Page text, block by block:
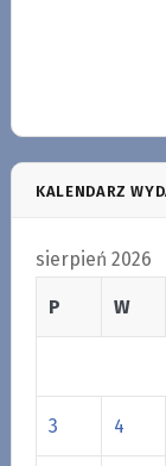
KALENDARZ
sierpień 2026
P W
3 4